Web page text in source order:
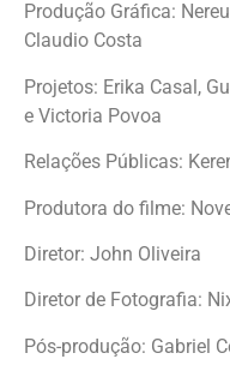
Produção Gráfica:
Claudio Costa
Projetos: Erika Casal,
e Victoria Povoa
Relações Públicas:
Produtora do filme:
Diretor: John Oliveira
Diretor de Fotografia:
Pós-produção: Gabriel